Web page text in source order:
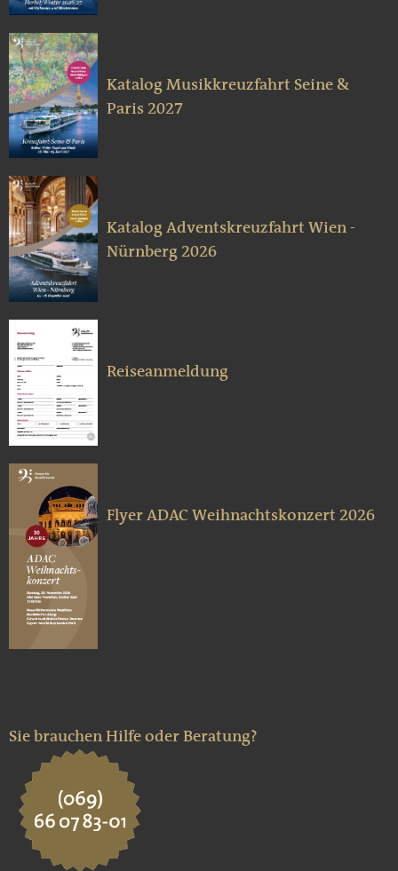
Katalog Musikkreuzfahrt Seine &
Paris 2027
Katalog Adventskreuzfahrt Wien -
Nürnberg 2026
Reiseanmeldung
Flyer ADAC Weihnachtskonzert 2026
Sie brauchen Hilfe oder Beratung?